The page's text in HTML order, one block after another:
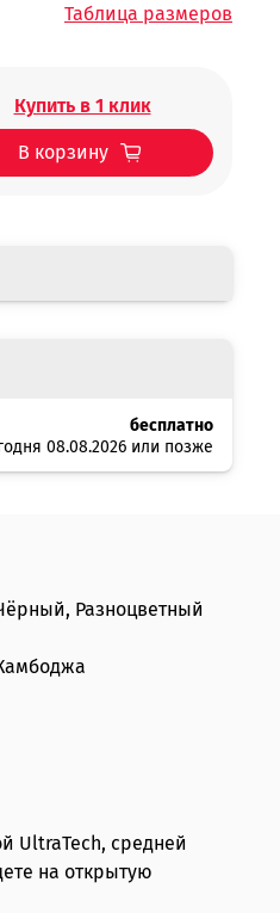
Таблица размеров
Купить в 1 клик
В корзину
бесплатно
08.08.2026 или позже
Разноцветный
UltraTech, средней
на открытую